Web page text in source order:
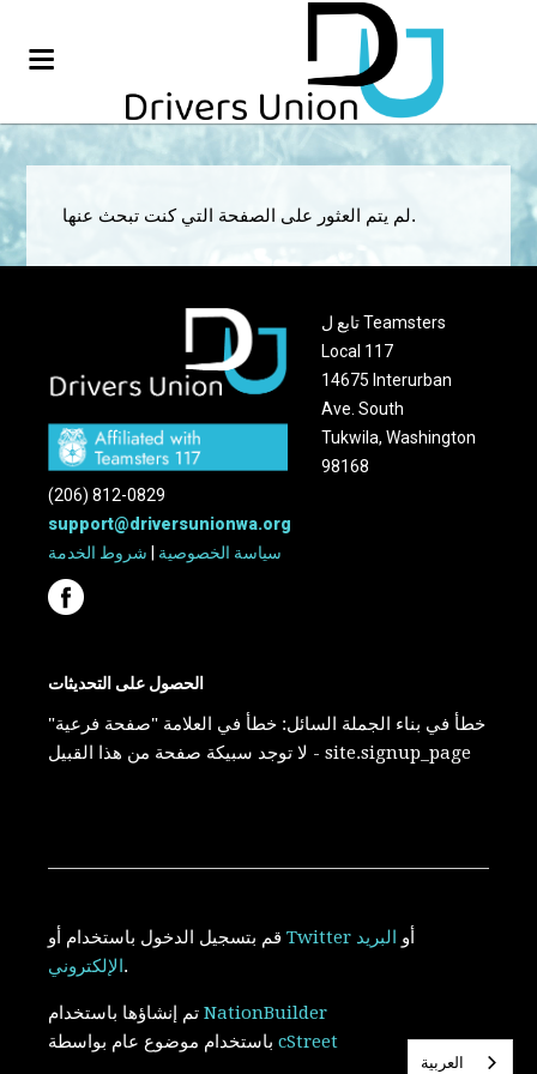
لم يتم العثور على الصفحة التي كنت تبحث عنها.
تابع ل Teamsters
Local 117
14675 Interurban
Ave. South
Tukwila, Washington
98168
(206) 812-0829
support@driversunionwa.org
سياسة الخصوصية
شروط الخدمة
الحصول على التحديثات
خطأ في بناء الجملة السائل: خطأ في العلامة "صفحة فرعية"
- لا توجد سبيكة صفحة من هذا القبيل site.signup_page
قم بتسجيل الدخول باستخدام أوTwitter أو البريد
الإلكتروني.
تم إنشاؤها باستخدامNationBuilder
باستخدام موضوع عام بواسطةcStreet
العربية‏